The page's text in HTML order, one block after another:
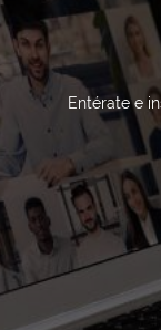
Entérate e